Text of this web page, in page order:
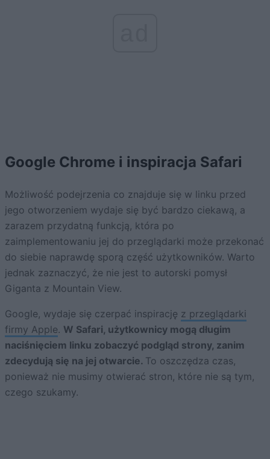
Google Chrome i inspiracja Safari
Możliwość podejrzenia co znajduje się w linku przed
jego otworzeniem wydaje się być bardzo ciekawą, a
zarazem przydatną funkcją, która po
zaimplementowaniu jej do przeglądarki może przekonać
do siebie naprawdę sporą część użytkowników. Warto
jednak zaznaczyć, że nie jest to autorski pomysł
Giganta z Mountain View.
Google, wydaje się czerpać inspirację z przeglądarki
firmy Apple. W Safari, użytkownicy mogą długim
naciśnięciem linku zobaczyć podgląd strony, zanim
zdecydują się na jej otwarcie. To oszczędza czas,
ponieważ nie musimy otwierać stron, które nie są tym,
czego szukamy.